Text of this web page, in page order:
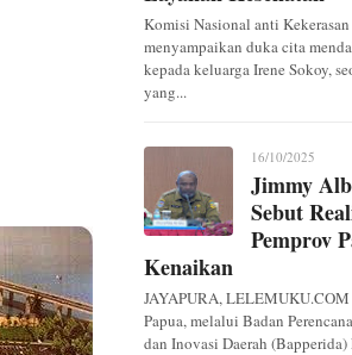
Komisi Nasional anti Kekerasan
menyampaikan duka cita
kepada keluarga Irene Sokoy,
yang...
16/10/2025
Jimmy
Sebut
Pemprov
Kenaikan
JAYAPURA,
Papua, melalui Badan
dan Inovasi Daerah (Bapperida)